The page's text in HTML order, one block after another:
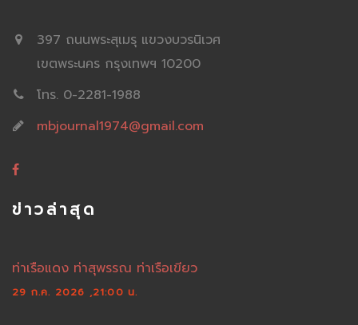
397 ถนนพระสุเมรุ แขวงบวรนิเวศ
เขตพระนคร กรุงเทพฯ 10200
โทร. 0-2281-1988
mbjournal1974@gmail.com
ข่าวล่าสุด
ท่าเรือแดง ท่าสุพรรณ ท่าเรือเขียว
29 ก.ค. 2026 ,21:00 น.